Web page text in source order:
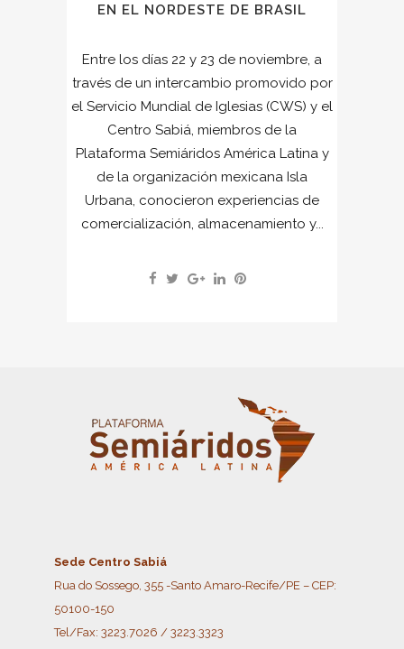
EN EL NORDESTE DE BRASIL
Entre los días 22 y 23 de noviembre, a
través de un intercambio promovido por
el Servicio Mundial de Iglesias (CWS) y el
Centro Sabiá, miembros de la
Plataforma Semiáridos América Latina y
de la organización mexicana Isla
Urbana, conocieron experiencias de
comercialización, almacenamiento y...
Sede Centro Sabiá
Rua do Sossego, 355 -Santo Amaro-Recife/PE – CEP:
50100-150
Tel/Fax: 3223.7026 / 3223.3323